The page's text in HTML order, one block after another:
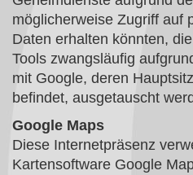
möglicherweise Zugriff auf
Daten erhalten könnten,
Tools zwangsläufig
mit Google, deren
befindet, ausgetauscht
Google Maps
Diese Internetpräsenz
Kartensoftware Google